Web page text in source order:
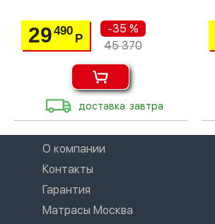
29490
Р
-35 %
45 370
доставка: завтра
О компании
Контакты
Гарантия
Матрасы Москва